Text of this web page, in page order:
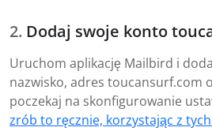
Dodaj swoje konto
Uruchom aplikację Mailbird i
nazwisko, adres toucansurf.com
poczekaj na skonfigurowanie
zrób to ręcznie, korzystając z